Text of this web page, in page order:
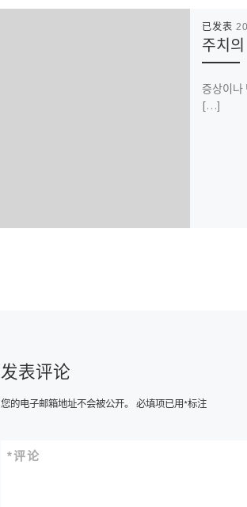
已发表
주치의
증상이나
[…]
发表评论
您的电子邮箱地址不会被公开。 必填项已用*标注
评论
*